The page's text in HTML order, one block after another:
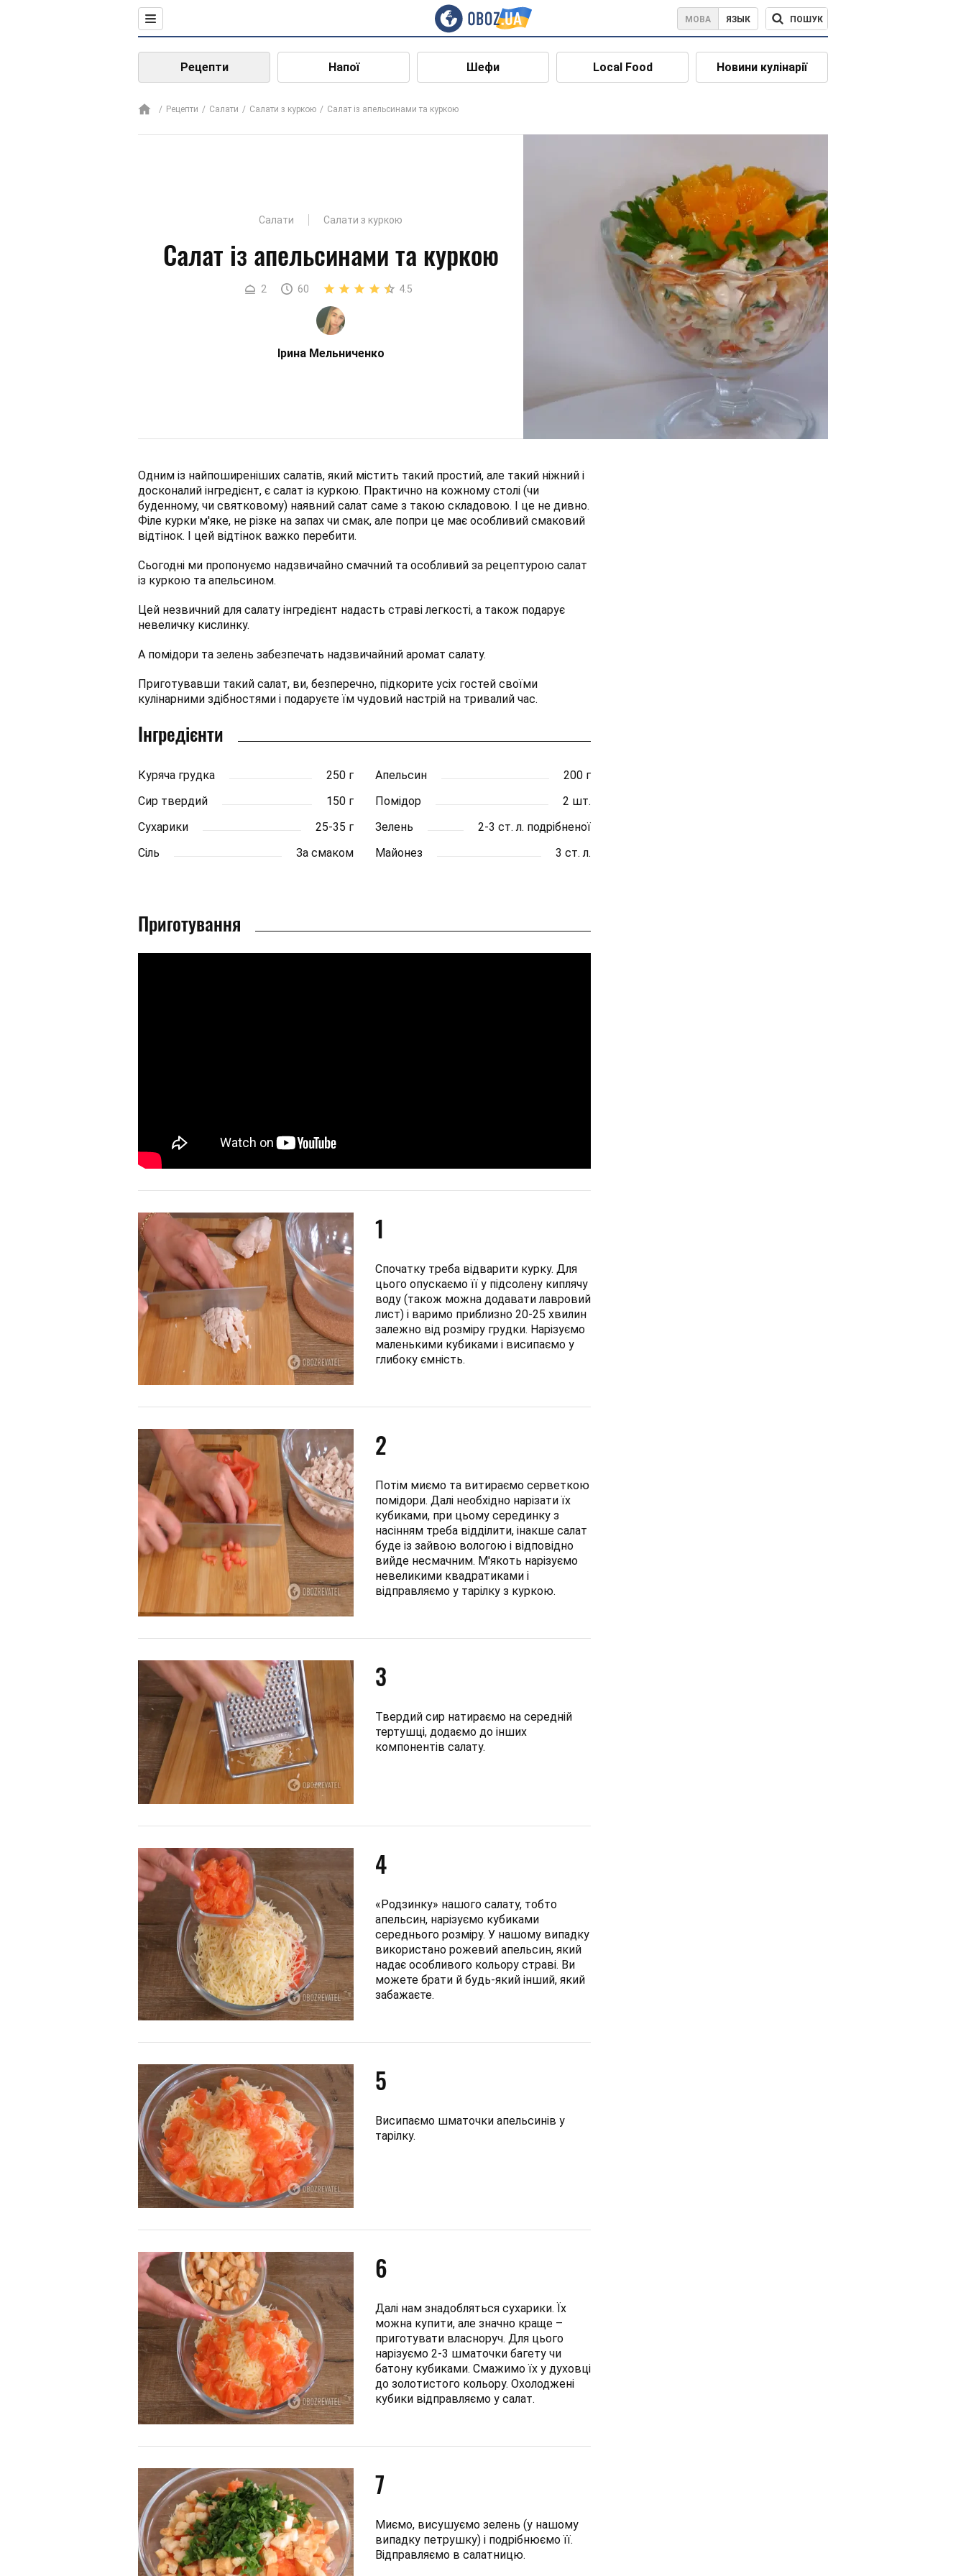
МОВА ЯЗЫК ПОШУК
Рецепти Напої Шефи Local Food Новини кулінарії
Рецепти Салати Салати з куркою Салат із апельсинами та куркою
Салати Салати з куркою
Салат із апельсинами та куркою
2 60 4.5
Ірина Мельниченко
Одним із найпоширеніших салатів, який містить такий простий, але такий ніжний і
досконалий інгредієнт, є салат із куркою. Практично на кожному столі (чи
буденному, чи святковому) наявний салат саме з такою складовою. І це не дивно.
Філе курки м'яке, не різке на запах чи смак, але попри це має особливий смаковий
відтінок. І цей відтінок важко перебити.
Сьогодні ми пропонуємо надзвичайно смачний та особливий за рецептурою салат
із куркою та апельсином.
Цей незвичний для салату інгредієнт надасть страві легкості, а також подарує
невеличку кислинку.
А помідори та зелень забезпечать надзвичайний аромат салату.
Приготувавши такий салат, ви, безперечно, підкорите усіх гостей своїми
кулінарними здібностями і подаруєте їм чудовий настрій на тривалий час.
Інгредієнти
Куряча грудка 250 г Апельсин
200 г
Сир твердий
150 г Помідор
2 шт.
Сухарики
25-35 г Зелень
2-3 ст. л. подрібненої
Сіль
За смаком Майонез 3 ст. л.
Приготування
1
Спочатку треба відварити курку. Для
цього опускаємо її у підсолену киплячу
воду (також можна додавати лавровий
лист) і варимо приблизно 20-25 хвилин
залежно від розміру грудки. Нарізуємо
маленькими кубиками і висипаємо у
глибоку ємність.
2
Потім миємо та витираємо серветкою
помідори. Далі необхідно нарізати їх
кубиками, при цьому серединку з
насінням треба відділити, інакше салат
буде із зайвою вологою і відповідно
вийде несмачним. М'якоть нарізуємо
невеликими квадратиками і
відправляємо у тарілку з куркою.
3
Твердий сир натираємо на середній
тертушці, додаємо до інших
компонентів салату.
4
«Родзинку» нашого салату, тобто
апельсин, нарізуємо кубиками
середнього розміру. У нашому випадку
використано рожевий апельсин, який
надає особливого кольору страві. Ви
можете брати й будь-який інший, який
забажаєте.
5
Висипаємо шматочки апельсинів у
тарілку.
6
Далі нам знадобляться сухарики. Їх
можна купити, але значно краще –
приготувати власноруч. Для цього
нарізуємо 2-3 шматочки багету чи
батону кубиками. Смажимо їх у духовці
до золотистого кольору. Охолоджені
кубики відправляємо у салат.
7
Миємо, висушуємо зелень (у нашому
випадку петрушку) і подрібнюємо її.
Відправляємо в салатницю.